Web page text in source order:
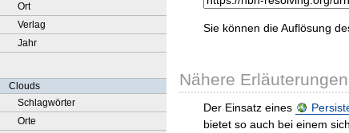
Ort
Verlag
Jahr
Clouds
Schlagwörter
Orte
Sie können die Auflösung
Nähere Erläuterungen
Der Einsatz eines
bietet so auch bei einem